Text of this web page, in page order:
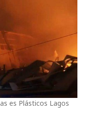
es Plásticos Lagos